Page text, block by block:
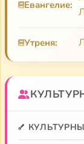
миры»
М. Штейнман
М. Штейнман
Евангелие:
Утреня: